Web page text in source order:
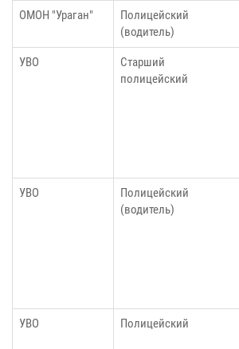
ОМОН "Ураган"
Полицейский
(водитель)
УВО
Старший
полицейский
УВО
Полицейский
(водитель)
УВО Полицейский